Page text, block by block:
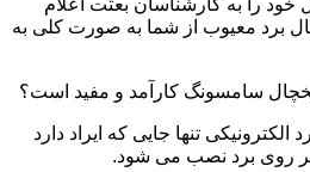
خود را به کارشناسان بعثت اعلام
برد معیوب از شما به صورت کلی به
یخچال سامسونگ کارآمد و مفید است؟
برد الکترونیکی تنها جایی که ایراد دارد
روی برد نصب می شود.